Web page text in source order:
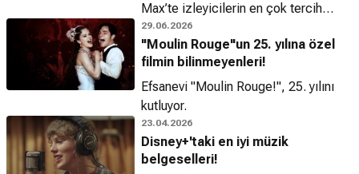
Max’te izleyicilerin en çok tercih
ettiği yapımlar arasında hem yeni
sezonlarıyla geri dönen diziler hem
de ses getiren filmler yer aldı.
29.06.2026
"Moulin Rouge"un 25. yılına özel
filmin bilinmeyenleri!
Efsanevi "Moulin Rouge!", 25. yılını
kutluyor.
23.04.2026
Disney+'taki en iyi müzik
belgeselleri!